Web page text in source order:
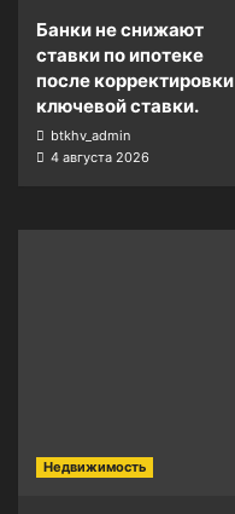
Банки не снижают
ставки по ипотеке
после корректировки
ключевой ставки.
btkhv_admin
4 августа 2026
Недвижимость